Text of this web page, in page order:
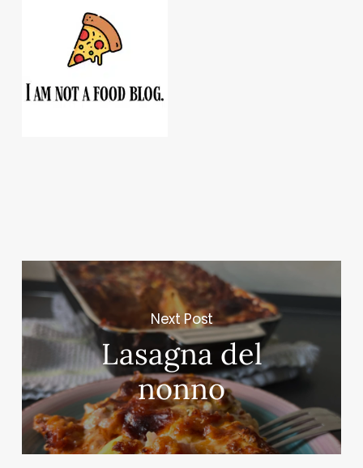
Next Post
Lasagna del
nonno